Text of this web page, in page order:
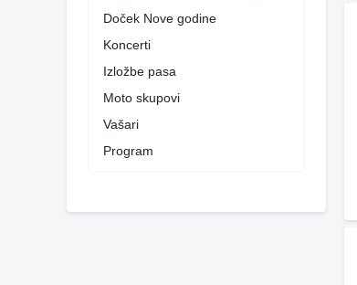
Doček Nove godine
Koncerti
Izložbe pasa
Moto skupovi
Vašari
Program